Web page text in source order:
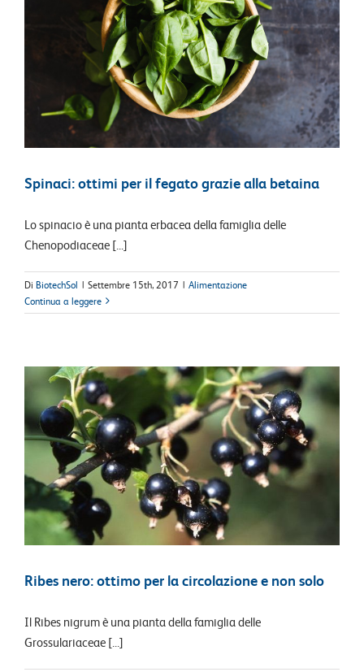
Spinaci: ottimi per il fegato grazie alla betaina
Lo spinacio è una pianta erbacea della famiglia delle
Chenopodiaceae [...]
Di BiotechSol | Settembre 15th, 2017 | Alimentazione
Continua a leggere
Ribes nero: ottimo per la circolazione e non solo
Il Ribes nigrum è una pianta della famiglia delle
Grossulariaceae [...]